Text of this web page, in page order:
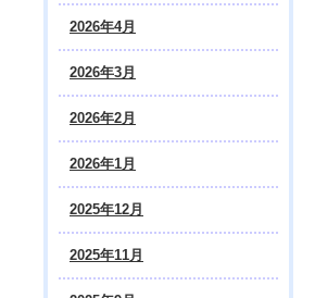
2026年4月
2026年3月
2026年2月
2026年1月
2025年12月
2025年11月